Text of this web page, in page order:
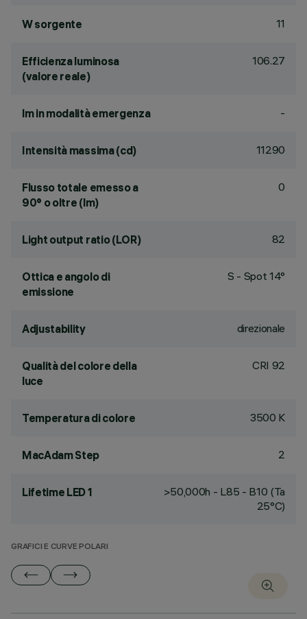
W sorgente 11
Efficienza luminosa
(valore reale)
106.27
lm in modalità emergenza -
Intensità massima (cd) 11290
Flusso totale emesso a
90° o oltre (lm)
0
Light output ratio (LOR) 82
Ottica e angolo di
emissione
S - Spot 14°
Adjustability direzionale
Qualità del colore della
luce
CRI 92
Temperatura di colore 3500 K
MacAdam Step 2
Lifetime LED 1
>50,000h - L85 - B10 (Ta
25°C)
GRAFICI E CURVE POLARI